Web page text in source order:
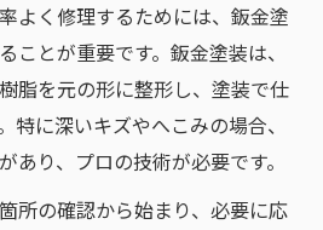
よく修理するためには、鈑金塗
ことが重要です。鈑金塗装は、
脂を元の形に整形し、塗装で仕
特に深いキズやへこみの場合、
あり、プロの技術が必要です。
所の確認から始まり、必要に応